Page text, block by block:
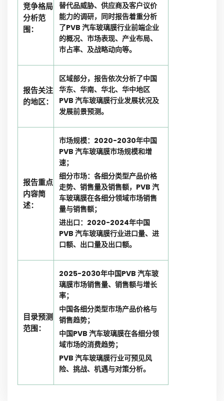
竞争格局
分析范
围：
替代品威胁、供应商及客户议价
能力的调研，同时报告着重分析
了PVB 汽车玻璃膜行业前端企业
的概况、市场表现、产业布局、
市占率、及战略动向等。
报告关注
的地区：
区域部分，报告依次分析了中国
华东、华南、华北、华中地区
PVB 汽车玻璃膜行业发展状况及
发展前景预测。
报告重点
内容简
述：
市场规模：2020-2030年中国
PVB 汽车玻璃膜市场规模和增
速；
细分市场：各细分类型产品价格
走势、销售量及销售额，PVB 汽
车玻璃膜在各细分领域市场销售
量与销售额；
进出口：2020-2024年中国
PVB 汽车玻璃膜行业进口量、进
口额、出口量及出口额。
目录预测
范围：
2025-2030年中国PVB 汽车玻
璃膜市场销售量、销售额与增长
率；
中国各细分类型市场产品价格与
销售趋势；
中国PVB 汽车玻璃膜在各细分领
域市场的消费趋势；
PVB 汽车玻璃膜行业可预见风
险、挑战、机遇与对策分析。